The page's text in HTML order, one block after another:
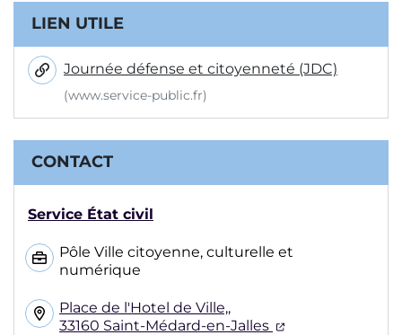
Informations complémentaires
LIEN UTILE
Journée défense et citoyenneté (JDC)
(www.service-public.fr)
CONTACT
Service État civil
Pôle Ville citoyenne, culturelle et
numérique
Place de l'Hotel de Ville,,
33160 Saint-Médard-en-Jalles
(ouverture